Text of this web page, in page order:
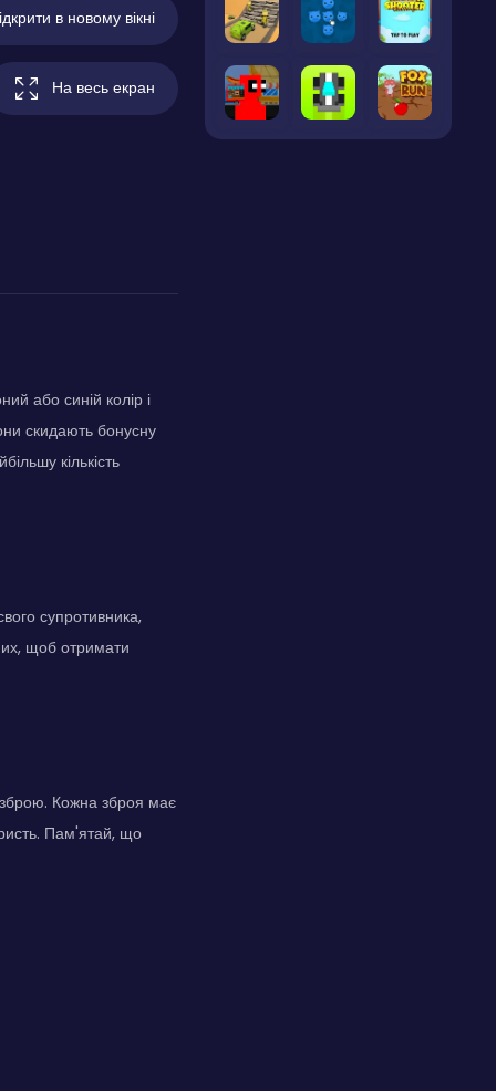
в новому вікні
На весь екран
або синій колір і
скидають бонусну
кількість
супротивника,
щоб отримати
Кожна зброя має
Пам'ятай, що